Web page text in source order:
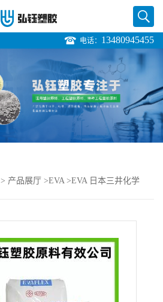
电话： 13480945455
> 产品展厅 >EVA>EVA 日本三井化学